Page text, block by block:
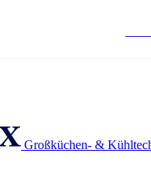
Großküchen- &